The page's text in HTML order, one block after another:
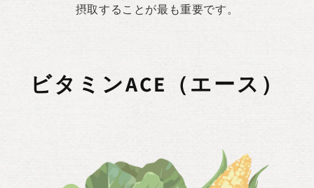
摂取することが最も重要です。
ビタミンACE（エース）